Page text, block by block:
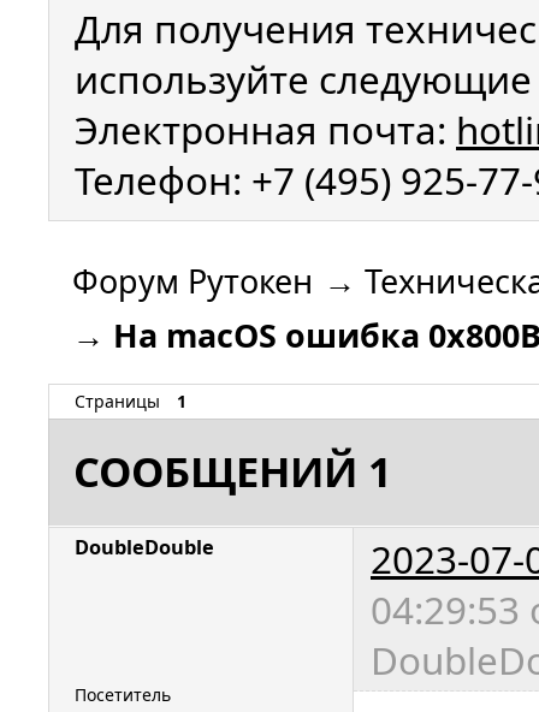
Для получения
используйте
Электронная почта:
Телефон: +7 (495) 925-
Форум Рутокен →
→ На macOS ошибка
Страницы 1
СООБЩЕНИЙ 1
DoubleDouble
2023-07-
04:29:53
Посетитель